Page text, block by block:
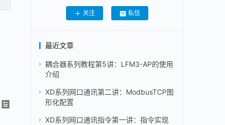
关注 私信
最近文章
耦合器系列教程第5讲：LFM3-AP的使用
介绍
XD系列网口通讯第二讲：ModbusTCP图
形化配置
XD系列网口通讯指令第一讲：指令实现